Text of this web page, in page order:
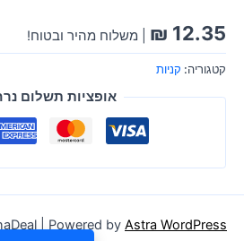
₪ 12.35 | משלוח מהיר ובטוח!
קטגוריה: קניות
אופציות תשלום
| Powered by Astra WordPress